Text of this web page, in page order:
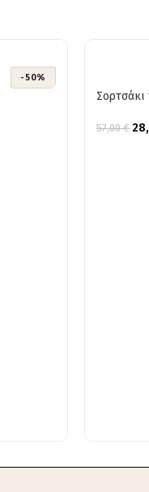
-50%
Σορτσάκι
57,00€